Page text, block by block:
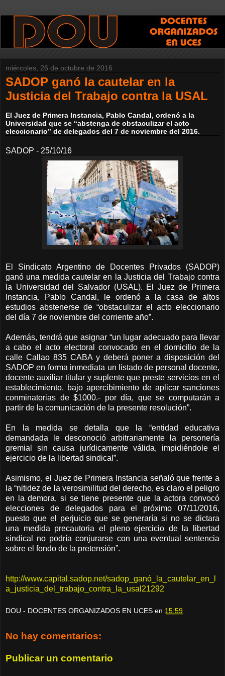
miércoles, 26 de octubre de 2016
SADOP ganó la cautelar en la
Justicia del Trabajo contra la USAL
El Juez de Primera Instancia, Pablo Candal, ordenó a la
Universidad que se “abstenga de obstaculizar el acto
eleccionario” de delegados del 7 de noviembre del 2016.
SADOP - 25/10/16
El Sindicato Argentino de Docentes Privados (SADOP)
ganó una medida cautelar en la Justicia del Trabajo contra
la Universidad del Salvador (USAL). El Juez de Primera
Instancia, Pablo Candal, le ordenó a la casa de altos
estudios abstenerse de “obstaculizar el acto eleccionario
del día 7 de noviembre del corriente año”.
Además, tendrá que asignar “un lugar adecuado para llevar
a cabo el acto electoral convocado en el domicilio de la
calle Callao 835 CABA y deberá poner a disposición del
SADOP en forma inmediata un listado de personal docente,
docente auxiliar titular y suplente que preste servicios en el
establecimiento, bajo apercibimiento de aplicar sanciones
conminatorias de $1000.- por día, que se computarán a
partir de la comunicación de la presente resolución”.
En la medida se detalla que la “entidad educativa
demandada le desconoció arbitrariamente la personería
gremial sin causa jurídicamente válida, impidiéndole el
ejercicio de la libertad sindical”.
Asimismo, el Juez de Primera Instancia señaló que frente a
la “nitidez de la verosimilitud del derecho, es claro el peligro
en la demora, si se tiene presente que la actora convocó
elecciones de delegados para el próximo 07/11/2016,
puesto que el perjuicio que se generaría si no se dictara
una medida precautoria el pleno ejercicio de la libertad
sindical no podría conjurarse con una eventual sentencia
sobre el fondo de la pretensión”.
http://www.capital.sadop.net/sadop_ganó_la_cautelar_en_l
a_justicia_del_trabajo_contra_la_usal21292
DOU - DOCENTES ORGANIZADOS EN UCES en 15:59
No hay comentarios:
Publicar un comentario